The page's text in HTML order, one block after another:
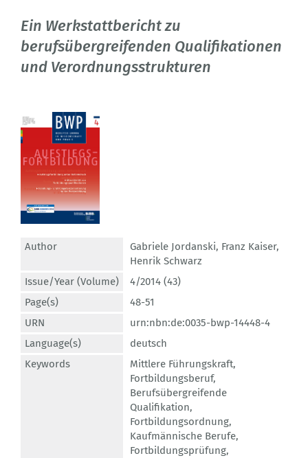
Ein Werkstattbericht zu
berufsübergreifenden Qualifikationen
und Verordnungsstrukturen
Author Gabriele Jordanski, Franz Kaiser,
Henrik Schwarz
Issue/Year (Volume)
4/2014 (43)
Page(s)
48-51
URN
urn:nbn:de:0035-bwp-14448-4
Language(s)
deutsch
Keywords
Mittlere Führungskraft,
Fortbildungsberuf,
Berufsübergreifende
Qualifikation,
Fortbildungsordnung,
Kaufmännische Berufe,
Fortbildungsprüfung,